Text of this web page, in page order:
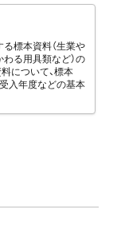
標本資料（生業や
わる用具類など）の
について、標本
受入年度などの基本